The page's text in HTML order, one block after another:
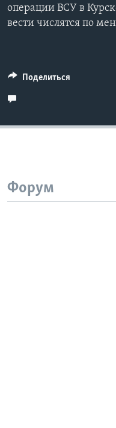
операции ВСУ в
вести числятся по
Поделиться
Форум